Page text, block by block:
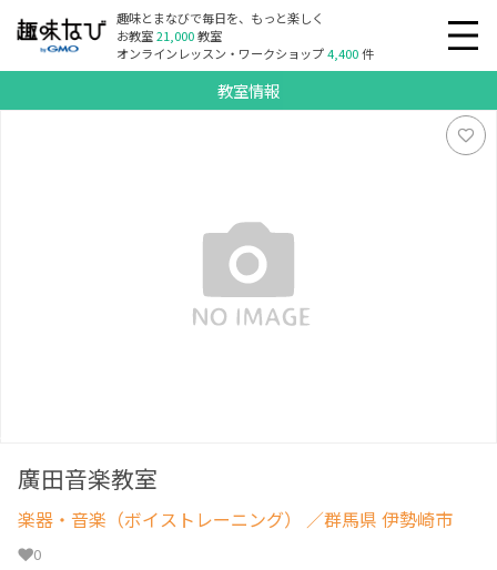
趣味とまなびで毎日を、もっと楽しく
お教室21,000教室
オンラインレッスン・ワークショップ4,400件
教室情報
廣田音楽教室
楽器・音楽（ボイストレーニング） ／群馬県 伊勢崎市
0